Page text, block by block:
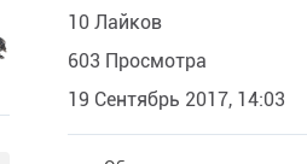
10 Лайков
603 Просмотра
19 Сентябрь 2017, 14:03